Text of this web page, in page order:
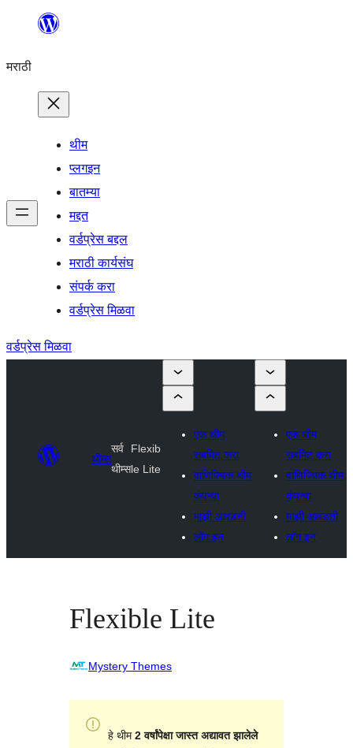
सामुग्रीवर
मराठी
थीम
प्लगइन
बातम्या
मद्दत
वर्डप्रेस बद्दल
मराठी कार्यसंघ
संपर्क करा
वर्डप्रेस मिळवा
वर्डप्रेस मिळवा
थीम्स
सर्व
थीम्स
Flexib
le Lite
एक थीम
सबमिट करा
वाणिज्यिक थीम
कंपन्या
माझी आवडती
लॉग इन
एक थीम
सबमिट करा
वाणिज्यिक थीम
कंपन्या
माझी आवडती
लॉग इन
Flexible Lite
Mystery Themes
हे थीम2 वर्षांपेक्षा जास्त अद्यावत झालेले